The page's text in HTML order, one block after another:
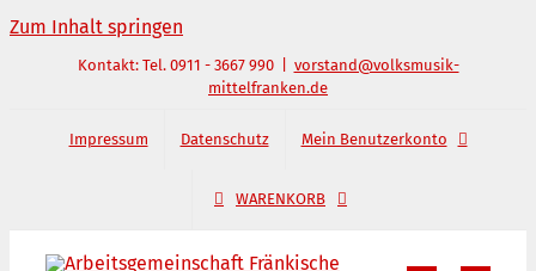
Zum Inhalt springen
Kontakt: Tel. 0911 - 3667 990
vorstand@volksmusik-
mittelfranken.de
Impressum Datenschutz Mein Benutzerkonto
WARENKORB